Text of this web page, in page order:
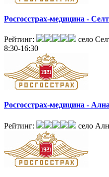
Росгосстрах-медицина -
Рейтинг:
село
8:30-16:30
Росгосстрах-медицина -
Рейтинг: село